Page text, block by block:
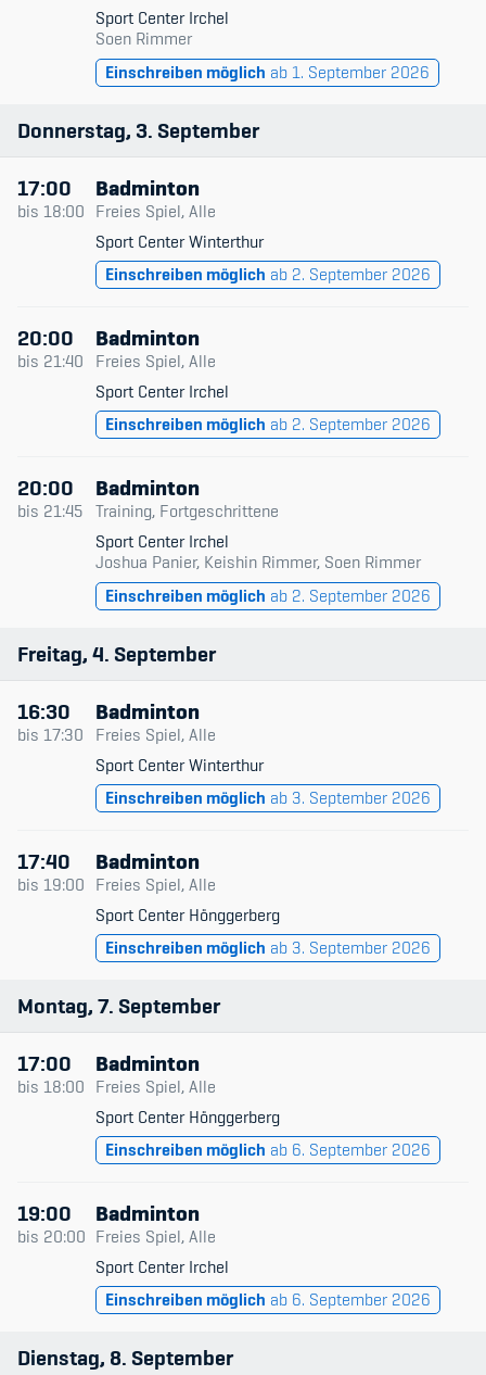
Sport Center Irchel
Soen Rimmer
Einschreiben möglich ab 1. September 2026
Donnerstag 3 September
17:00
bis 18:00
Badminton
Freies Spiel, Alle
Sport Center Winterthur
Einschreiben möglich ab 2. September 2026
20:00
bis 21:40
Badminton
Freies Spiel, Alle
Sport Center Irchel
Einschreiben möglich ab 2. September 2026
20:00
bis 21:45
Badminton
Training, Fortgeschrittene
Sport Center Irchel
Joshua Panier, Keishin Rimmer, Soen Rimmer
Einschreiben möglich ab 2. September 2026
Freitag 4 September
16:30
bis 17:30
Badminton
Freies Spiel, Alle
Sport Center Winterthur
Einschreiben möglich ab 3. September 2026
17:40
bis 19:00
Badminton
Freies Spiel, Alle
Sport Center Hönggerberg
Einschreiben möglich ab 3. September 2026
Montag 7 September
17:00
bis 18:00
Badminton
Freies Spiel, Alle
Sport Center Hönggerberg
Einschreiben möglich ab 6. September 2026
19:00
bis 20:00
Badminton
Freies Spiel, Alle
Sport Center Irchel
Einschreiben möglich ab 6. September 2026
Dienstag 8 September